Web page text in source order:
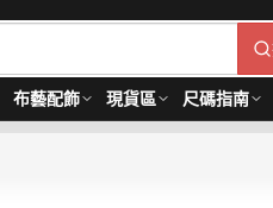
布藝配飾 現貨區 尺碼指南